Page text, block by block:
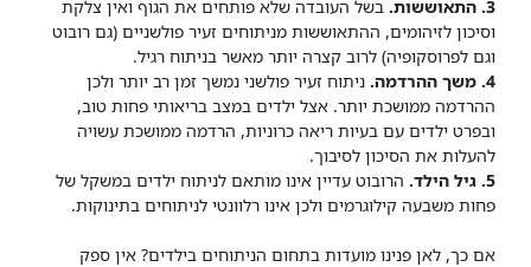
3. התאוששות.
בשל העובדה שלא פותחים את הגוף ואין צלקת
וסיכון לזיהומים, ההתאוששות מניתוחים זעיר פולשניים (גם רובוט
וגם לפרוסקופיה) לרוב קצרה יותר מאשר בניתוח רגיל.
4. משך ההרדמה.
ניתוח זעיר פולשני נמשך זמן רב יותר ולכן
ההרדמה ממושכת יותר. אצל ילדים במצב בריאותי פחות טוב,
ובפרט ילדים עם בעיות ריאה כרוניות, הרדמה ממושכת עשויה
להעלות את הסיכון לסיבוך.
5. גיל הילד.
הרובוט עדיין אינו מותאם לניתוח ילדים במשקל של
פחות משבעה קילוגרמים ולכן אינו רלוונטי לניתוחים בתינוקות.
אם כך, לאן פנינו מועדות בתחום הניתוחים בילדים? אין ספק